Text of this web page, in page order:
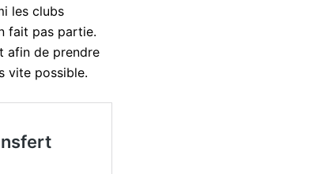
les clubs
fait pas partie.
afin de prendre
vite possible.